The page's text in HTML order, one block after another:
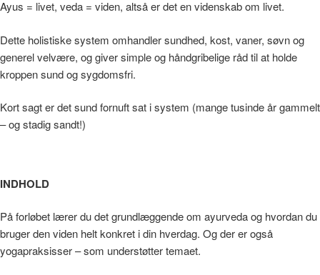
Ayus = livet, veda = viden, altså er det en videnskab om livet.
Dette holistiske system omhandler sundhed, kost, vaner, søvn og
generel velvære, og giver simple og håndgribelige råd til at holde
kroppen sund og sygdomsfri.
Kort sagt er det sund fornuft sat i system (mange tusinde år gammelt
– og stadig sandt!)
INDHOLD
På forløbet lærer du det grundlæggende om ayurveda og hvordan du
bruger den viden helt konkret i din hverdag. Og der er også
yogapraksisser – som understøtter temaet.